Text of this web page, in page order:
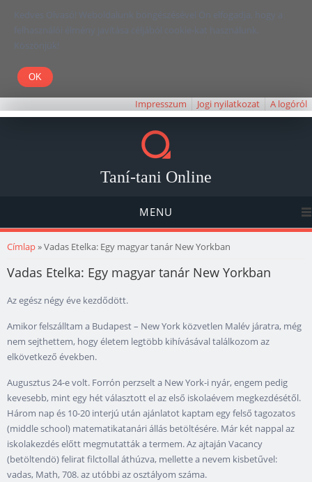
Kedves Olvasó! Weboldalunk böngészésével Ön elfogadja, hogy a
felhasználói élmény javítása céljából cookie-kat használunk.
Köszönjük!
Impresszum Jogi nyilatkozat A logóról
Taní-tani Online
MENU
Jelenlegi hely
Címlap» Vadas Etelka: Egy magyar tanár New Yorkban
Vadas Etelka: Egy magyar tanár New Yorkban
Az egész négy éve kezdődött.
Amikor felszálltam a Budapest – New York közvetlen Malév járatra, még
nem sejthettem, hogy életem legtöbb kihívásával találkozom az
elkövetkező években.
Augusztus 24-e volt. Forrón perzselt a New York-i nyár, engem pedig
kevesebb, mint egy hét választott el az első iskolaévem megkezdésétől.
Három nap és 10-20 interjú után ajánlatot kaptam egy felső tagozatos
(middle school) matematikatanári állás betöltésére. Már két nappal az
iskolakezdés előtt megmutatták a termem. Az ajtaján Vacancy
(betöltendö) felirat filctollal áthúzva, mellette a nevem kisbetűvel:
vadas, Math, 708. az utóbbi az osztályom száma.